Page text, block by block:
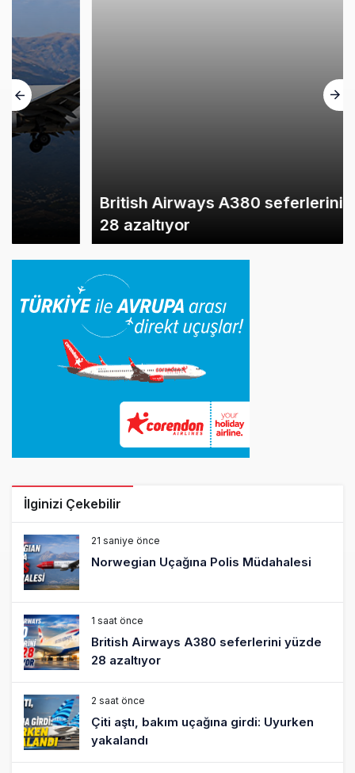
British Airways A380 seferlerini yüzde
28 azaltıyor
İlginizi Çekebilir
21 saniye önce
Norwegian Uçağına Polis Müdahalesi
1 saat önce
British Airways A380 seferlerini yüzde
28 azaltıyor
2 saat önce
Çiti aştı, bakım uçağına girdi: Uyurken
yakalandı